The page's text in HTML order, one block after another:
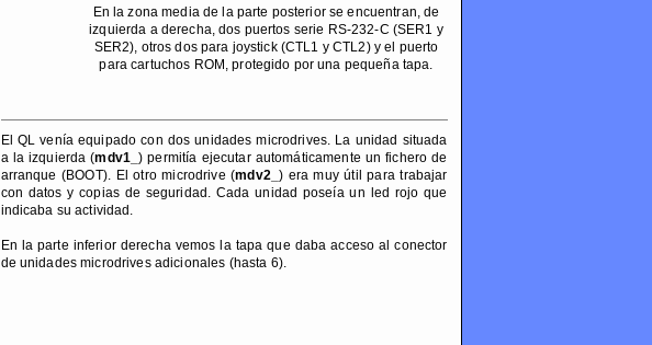
En la zona media de la parte posterior se encuentran, de
izquierda a derecha, dos puertos serie RS-232-C (SER1 y
SER2), otros dos para joystick (CTL1 y CTL2) y el puerto
para cartuchos ROM, protegido por una pequeña tapa.
El QL venía equipado con dos unidades microdrives. La unidad situada
a la izquierda (mdv1_) permitía ejecutar automáticamente un fichero de
arranque (BOOT). El otro microdrive (mdv2_ ) era muy útil para trabajar
con datos y copias de seguridad. Cada unidad poseía un led rojo que
indicaba su actividad.
En la parte inferior derecha vemos la tapa que daba acceso al conector
de unidades microdrives adicionales (hasta 6).